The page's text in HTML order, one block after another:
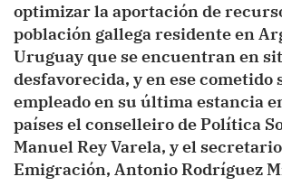
optimizar la aportación de
población gallega residente en
Uruguay que se encuentran en
desfavorecida, y en ese cometido
empleado en su última estancia
países el conselleiro de Política
Manuel Rey Varela, y el
Emigración, Antonio Rodríguez